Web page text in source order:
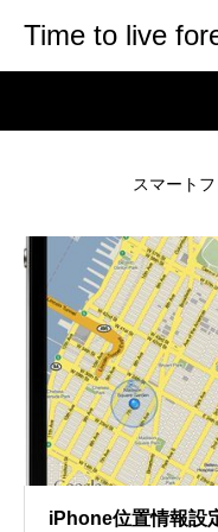
Time to live
スマート
iPhone位置情報設